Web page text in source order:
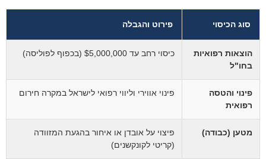
סוג הכיסוי פירוט והגבלה
הוצאות רפואיות
בחו"ל
כיסוי רחב עד $5,000,000 (בכפוף לפוליסה)
פינוי והטסה
רפואית
פינוי אווירי וליווי רפואי לישראל במקרה חירום
מטען (כבודה)
פיצוי על אובדן או איחור בהגעת המזוודה
(קריטי לקונקשנים)